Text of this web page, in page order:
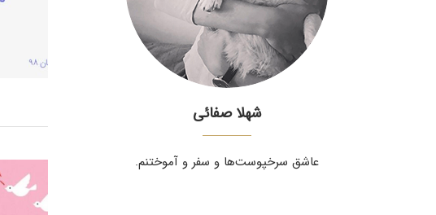
شهلا صفائی
عاشق سرخپوست‌ها و سفر و آموختنم.